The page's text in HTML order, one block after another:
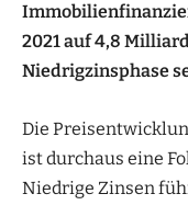
2021 auf 4,8
Niedrigzinsphase
Die
ist durchaus eine
Niedrige Zinsen